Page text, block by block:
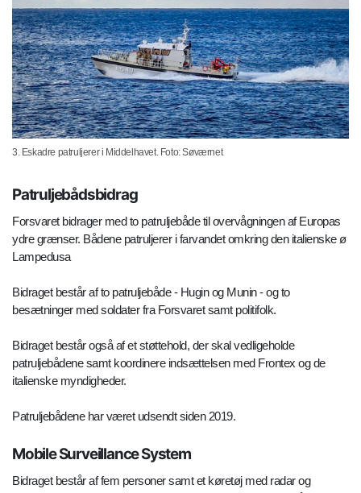
3. Eskadre patruljerer i Middelhavet. Foto: Søværnet
Patruljebådsbidrag
Forsvaret bidrager med to patruljebåde til overvågningen af Europas
ydre grænser. Bådene patruljerer i farvandet omkring den italienske ø
Lampedusa
Bidraget består af to patruljebåde - Hugin og Munin - og to
besætninger med soldater fra Forsvaret samt politifolk.
Bidraget består også af et støttehold, der skal vedligeholde
patruljebådene samt koordinere indsættelsen med Frontex og de
italienske myndigheder.
Patruljebådene har været udsendt siden 2019.
Mobile Surveillance System
Bidraget består af fem personer samt et køretøj med radar og